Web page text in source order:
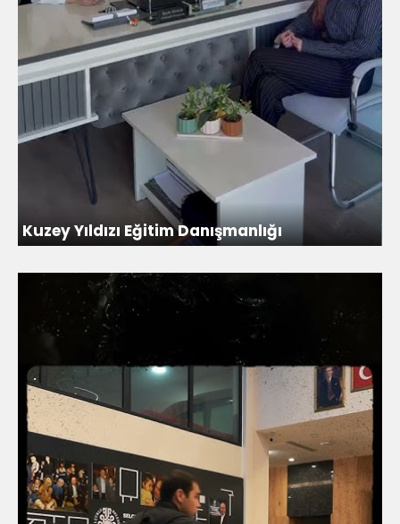
Kuzey Yıldızı Eğitim Danışmanlığı